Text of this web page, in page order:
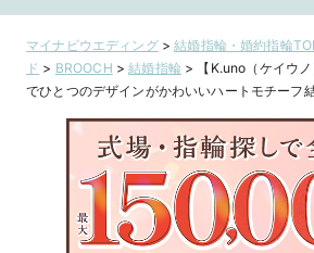
シュ～/まっすぐ
な愛】
マイナビウエディング>結婚指輪・婚約指輪
ド > BROOCH >結婚指輪 >
【K.uno（ケイウ
でひとつのデザインがかわいいハートモチーフ